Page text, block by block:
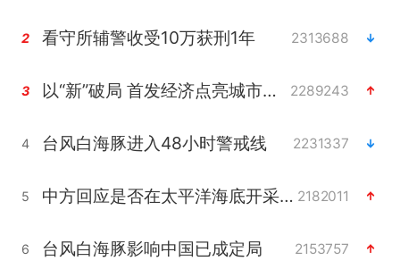
2 看守所辅警收受10万获刑1年 2313688
3 以“新”破局 首发经济点亮城市消费活力 2289243
4 台风白海豚进入48小时警戒线 2231337
5 中方回应是否在太平洋海底开采稀土 2182011
6 台风白海豚影响中国已成定局 2153757